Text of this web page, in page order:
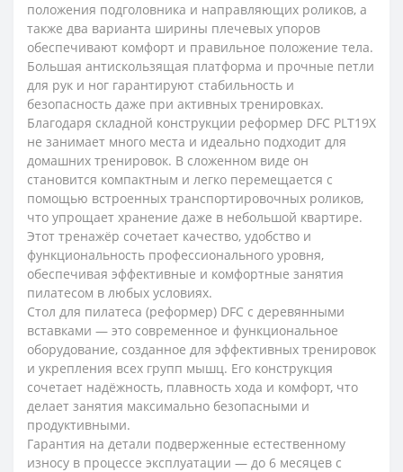
положения подголовника и направляющих роликов, а
также два варианта ширины плечевых упоров
обеспечивают комфорт и правильное положение тела.
Большая антискользящая платформа и прочные петли
для рук и ног гарантируют стабильность и
безопасность даже при активных тренировках.
Благодаря складной конструкции реформер DFC PLT19X
не занимает много места и идеально подходит для
домашних тренировок. В сложенном виде он
становится компактным и легко перемещается с
помощью встроенных транспортировочных роликов,
что упрощает хранение даже в небольшой квартире.
Этот тренажёр сочетает качество, удобство и
функциональность профессионального уровня,
обеспечивая эффективные и комфортные занятия
пилатесом в любых условиях.
Стол для пилатеса (реформер) DFC с деревянными
вставками — это современное и функциональное
оборудование, созданное для эффективных тренировок
и укрепления всех групп мышц. Его конструкция
сочетает надёжность, плавность хода и комфорт, что
делает занятия максимально безопасными и
продуктивными.
Гарантия на детали подверженные естественному
износу в процессе эксплуатации — до 6 месяцев с